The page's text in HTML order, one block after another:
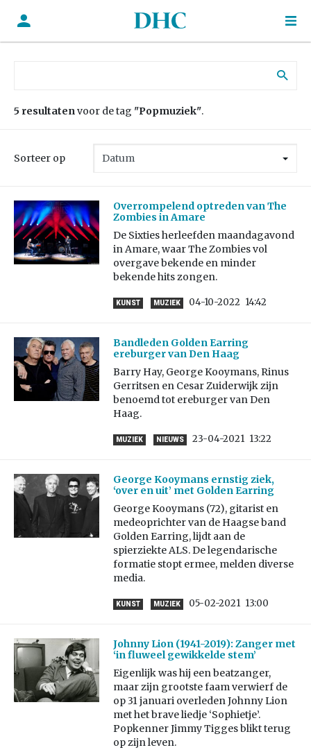
5 resultatenvoor de tag "Popmuziek".
Sorteer op
Overrompelend optreden van The
Zombies in Amare
De Sixties herleefden maandagavond
in Amare, waar The Zombies vol
overgave bekende en minder
bekende hits zongen.
KUNST MUZIEK 04-10-2022 14:42
Bandleden Golden Earring
ereburger van Den Haag
Barry Hay, George Kooymans, Rinus
Gerritsen en Cesar Zuiderwijk zijn
benoemd tot ereburger van Den
Haag.
MUZIEK NIEUWS 23-04-2021 13:22
George Kooymans ernstig ziek,
‘over en uit’ met Golden Earring
George Kooymans (72), gitarist en
medeoprichter van de Haagse band
Golden Earring, lijdt aan de
spierziekte ALS. De legendarische
formatie stopt ermee, melden diverse
media.
KUNST MUZIEK 05-02-2021 13:00
Johnny Lion (1941-2019): Zanger met
‘in fluweel gewikkelde stem’
Eigenlijk was hij een beatzanger,
maar zijn grootste faam verwierf de
op 31 januari overleden Johnny Lion
met het brave liedje ‘Sophietje’.
Popkenner Jimmy Tigges blikt terug
op zijn leven.